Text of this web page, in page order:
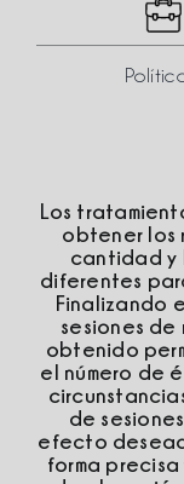
Los
obtener los
cantidad y
diferentes
Finalizando
sesiones
obtenido
el número de
de
efecto
forma